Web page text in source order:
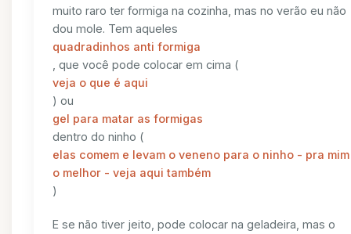
muito raro ter formiga na cozinha, mas no verão eu não
dou mole. Tem aqueles
quadradinhos anti formiga
, que você pode colocar em cima (
veja o que é aqui
) ou
gel para matar as formigas
dentro do ninho (
elas comem e levam o veneno para o ninho - pra
o melhor - veja aqui também
)
E se não tiver jeito, pode colocar na geladeira, mas o